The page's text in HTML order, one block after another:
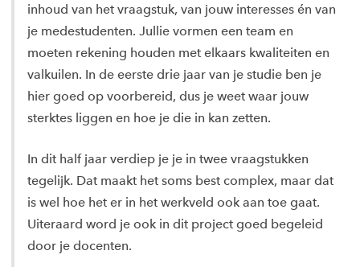
inhoud van het vraagstuk, van jouw interesses én van
je medestudenten. Jullie vormen een team en
moeten rekening houden met elkaars kwaliteiten en
valkuilen. In de eerste drie jaar van je studie ben je
hier goed op voorbereid, dus je weet waar jouw
sterktes liggen en hoe je die in kan zetten.
In dit half jaar verdiep je je in twee vraagstukken
tegelijk. Dat maakt het soms best complex, maar dat
is wel hoe het er in het werkveld ook aan toe gaat.
Uiteraard word je ook in dit project goed begeleid
door je docenten.